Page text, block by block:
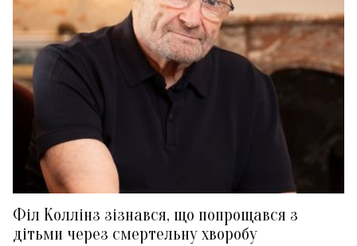
Філ Коллінз зізнався, що попрощався з
дітьми через смертельну хворобу